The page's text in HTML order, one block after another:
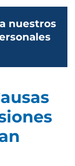
a nuestros